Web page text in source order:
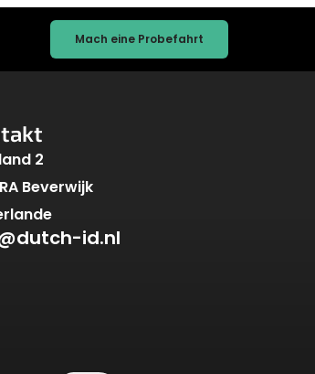
Mach eine Probefahrt
2
Beverwijk
id.nl